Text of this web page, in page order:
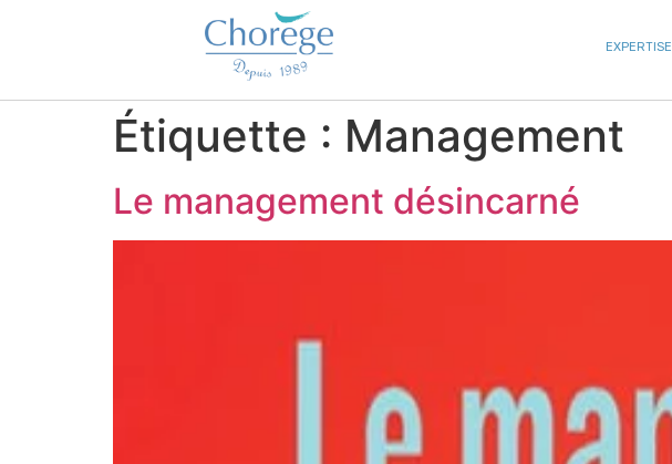
EXPERTISE
Étiquette : Management
Le management désincarné